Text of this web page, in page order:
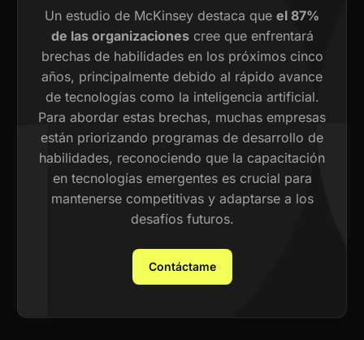
Un estudio de McKinsey destaca que el 87%
de las organizacionescree que enfrentará
brechas de habilidades en los próximos cinco
años, principalmente debido al rápido avance
de tecnologías como la inteligencia artificial.
Para abordar estas brechas, muchas empresas
están priorizando programas de desarrollo de
habilidades, reconociendo que la capacitación
en tecnologías emergentes es crucial para
mantenerse competitivas y adaptarse a los
desafíos futuros.
Contáctame